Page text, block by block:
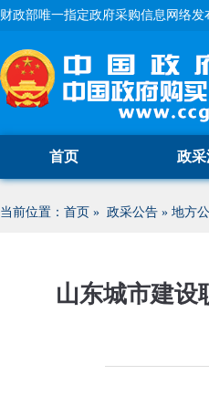
财政部唯一指定政府采购信息网络
首页 政
当前位置： 首页 » 政采公告 » 地方
山东城市建设